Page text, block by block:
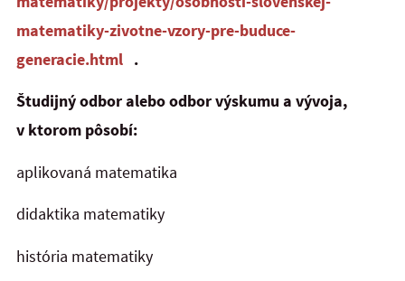
matematiky-zivotne-vzory-pre-buduce-
generacie.html .
Študijný odbor alebo odbor výskumu a vývoja,
v ktorom pôsobí:
aplikovaná matematika
didaktika matematiky
história matematiky